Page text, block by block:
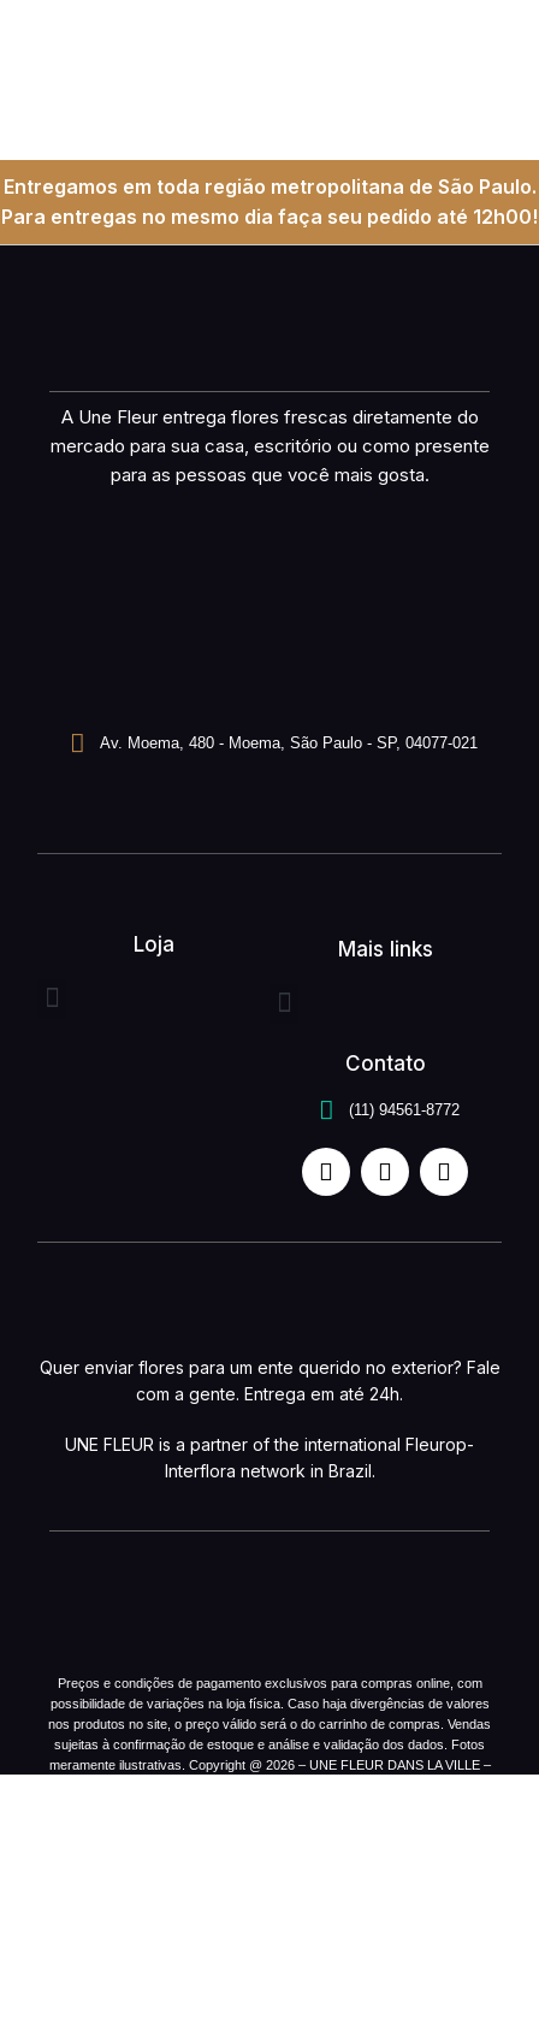
Entregamos em toda região metropolitana de São Paulo.
Para entregas no mesmo dia faça seu pedido até 12h00!
A Une Fleur entrega flores frescas diretamente do
mercado para sua casa, escritório ou como presente
para as pessoas que você mais gosta.
Av. Moema, 480 - Moema, São Paulo - SP, 04077-021
Loja Mais links
Contato
(11) 94561-8772
Quer enviar flores para um ente querido no exterior? Fale
com a gente. Entrega em até 24h.
UNE FLEUR is a partner of the international Fleurop-
Interflora network in Brazil.
Preços e condições de pagamento exclusivos para compras online, com
possibilidade de variações na loja física. Caso haja divergências de valores
nos produtos no site, o preço válido será o do carrinho de compras. Vendas
sujeitas à confirmação de estoque e análise e validação dos dados. Fotos
meramente ilustrativas. Copyright @ 2026 – UNE FLEUR DANS LA VILLE –